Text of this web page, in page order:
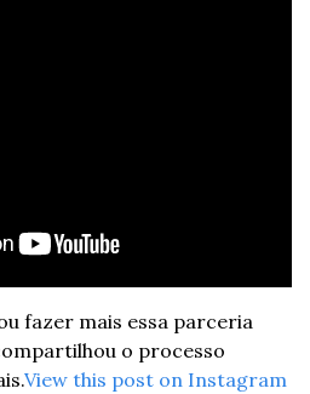
fazer mais essa parceria
o processo
View this post on Instagram